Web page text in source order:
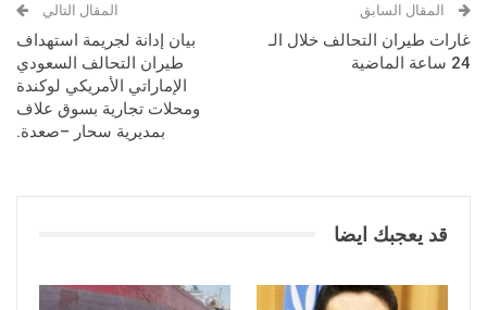
المقال السابق
غارات طيران التحالف خلال الـ
24 ساعة الماضية
المقال التالي
بيان إدانة لجريمة استهداف
طيران التحالف السعودي
الإماراتي الأمريكي لوكندة
ومحلات تجارية بسوق علاف
بمديرية سحار –صعدة.
قد يعجبك ايضا